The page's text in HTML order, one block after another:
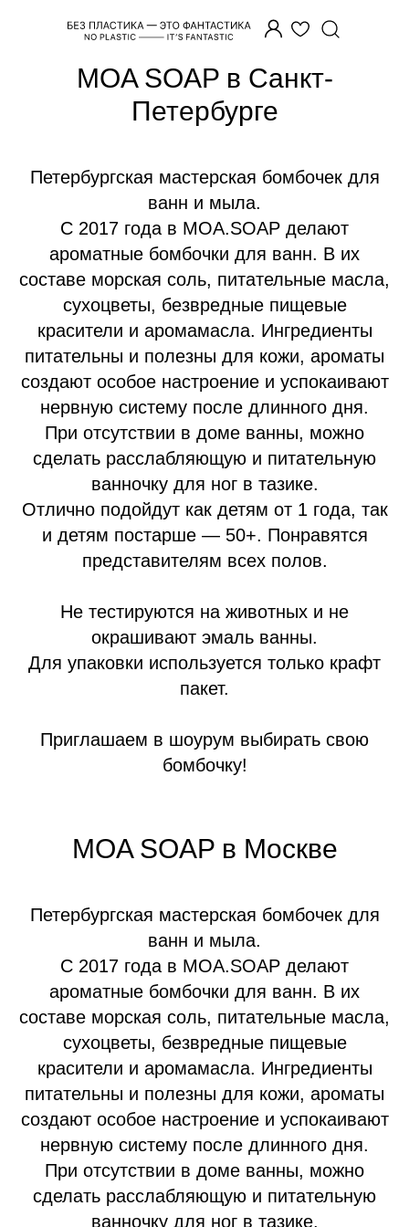
/ Бренды / MOA SOAP
MOA SOAP в Санкт-
Петербурге
Петербургская мастерская бомбочек для
ванн и мыла.
С 2017 года в MOA.SOAP делают
ароматные бомбочки для ванн. В их
составе морская соль, питательные масла,
сухоцветы, безвредные пищевые
красители и аромамасла. Ингредиенты
питательны и полезны для кожи, ароматы
создают особое настроение и успокаивают
нервную систему после длинного дня.
При отсутствии в доме ванны, можно
сделать расслабляющую и питательную
ванночку для ног в тазике.
Отлично подойдут как детям от 1 года, так
и детям постарше — 50+. Понравятся
представителям всех полов.
Не тестируются на животных и не
окрашивают эмаль ванны.
Для упаковки используется только крафт
пакет.
Приглашаем в шоурум выбирать свою
бомбочку!
MOA SOAP в Москве
Петербургская мастерская бомбочек для
ванн и мыла.
С 2017 года в MOA.SOAP делают
ароматные бомбочки для ванн. В их
составе морская соль, питательные масла,
сухоцветы, безвредные пищевые
красители и аромамасла. Ингредиенты
питательны и полезны для кожи, ароматы
создают особое настроение и успокаивают
нервную систему после длинного дня.
При отсутствии в доме ванны, можно
сделать расслабляющую и питательную
ванночку для ног в тазике.